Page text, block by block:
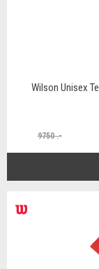
Wilson Unisex
9750 .-